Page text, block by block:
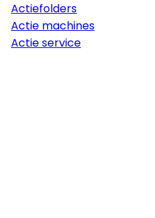
Actiefolders
Actie machines
Actie service